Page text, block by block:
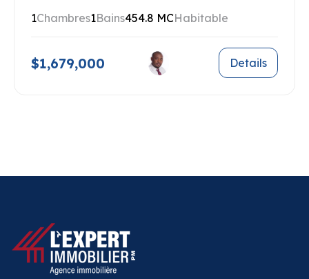
1Chambres1Bains454.8 MCHabitable
$1,679,000 Details